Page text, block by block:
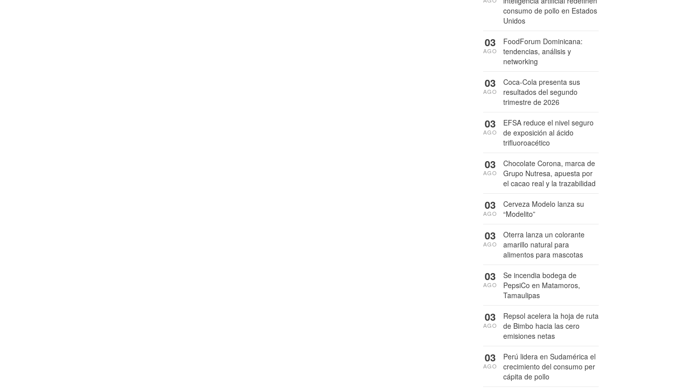
consumo de pollo en Estados
Unidos
FoodForum Dominicana:
tendencias, análisis y
networking
03
AGO
Coca-Cola presenta sus
resultados del segundo
trimestre de 2026
03
AGO
EFSA reduce el nivel seguro
de exposición al ácido
trifluoroacético
03
AGO
Chocolate Corona, marca de
Grupo Nutresa, apuesta por
el cacao real y la trazabilidad
03
AGO
Cerveza Modelo lanza su
“Modelito”
03
AGO
Oterra lanza un colorante
amarillo natural para
alimentos para mascotas
03
AGO
Se incendia bodega de
PepsiCo en Matamoros,
Tamaulipas
03
AGO
Repsol acelera la hoja de ruta
de Bimbo hacia las cero
emisiones netas
03
AGO
Perú lidera en Sudamérica el
crecimiento del consumo per
cápita de pollo
03
AGO